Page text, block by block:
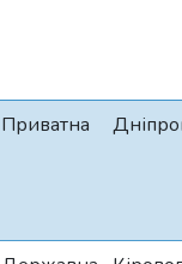
Приватна